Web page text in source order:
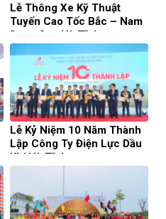
Lễ Thông Xe Kỹ Thuật
Tuyến Cao Tốc Bắc – Nam
Đoạn Qua Hà Tĩnh
Lễ Kỷ Niệm 10 Năm Thành
Lập Công Ty Điện Lực Dầu
Khí Hà Tĩnh